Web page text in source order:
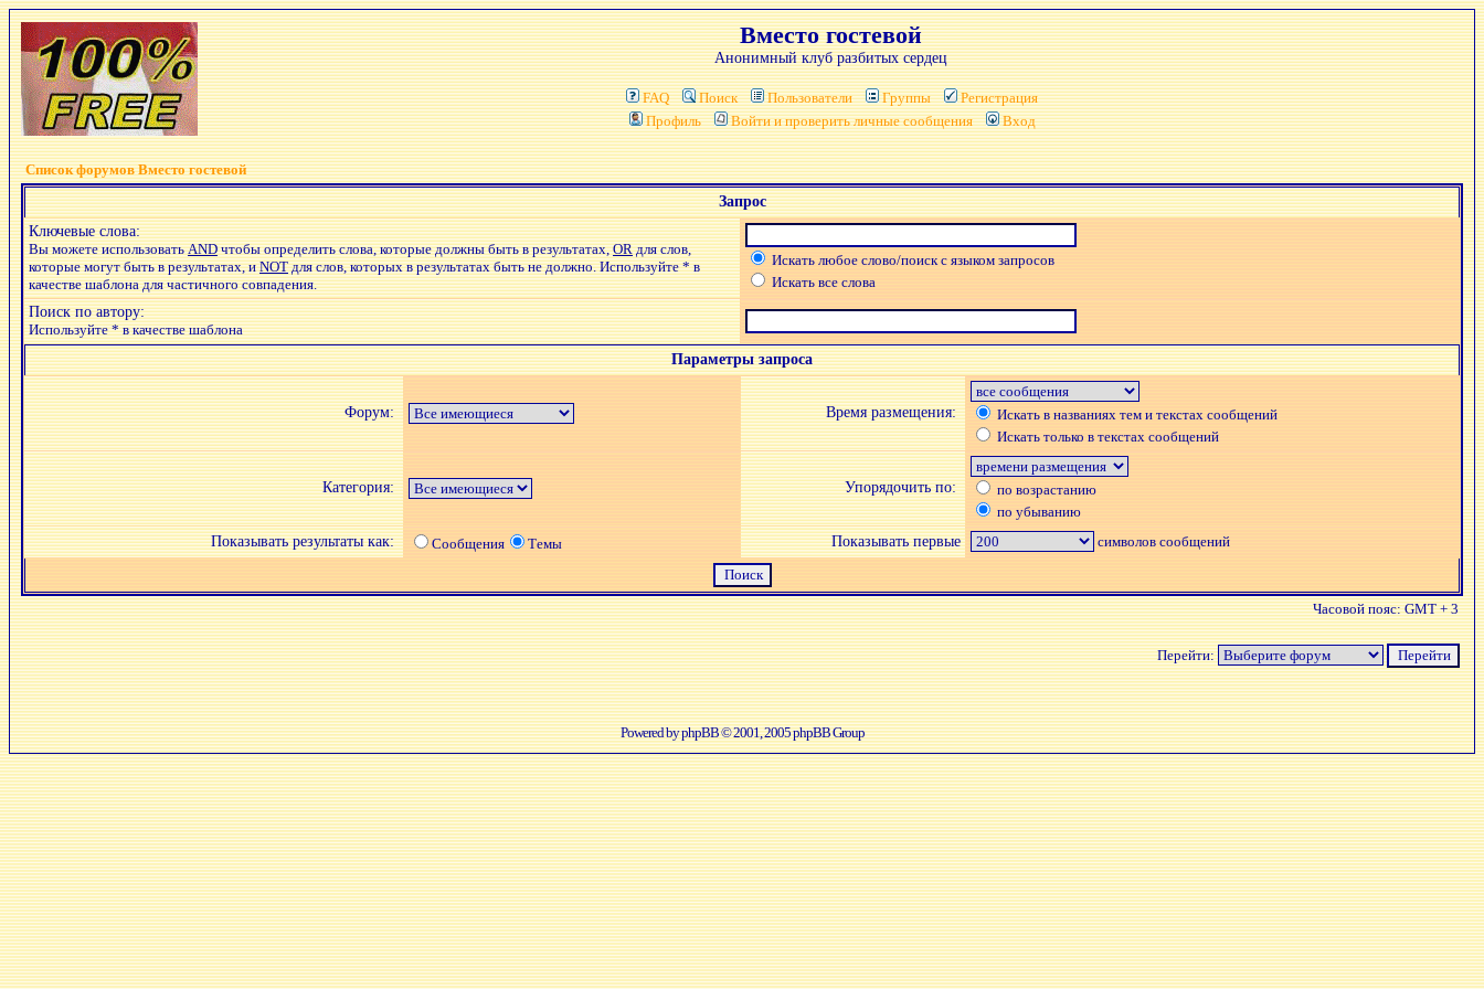
Вместо гостевой
Анонимный клуб разбитых сердец
FAQ Поиск Пользователи Группы
Регистрация
Профиль
Войти и проверить личные сообщения Вход
Список форумов Вместо гостевой
Запрос
Ключевые слова:
Вы можете использоватьANDчтобы определить слова, которые должны быть в результатах,ORдля слов,
которые могут быть в результатах, иNOTдля слов, которых в результатах быть не должно. Используйте * в
качестве шаблона для частичного совпадения.
Искать любое слово/поиск с языком запросов
Искать все слова
Поиск по автору:
Используйте * в качестве шаблона
Параметры запроса
Форум: Время размещения:
Искать в названиях тем и текстах сообщений
Искать только в текстах сообщений
Категория: Упорядочить по:
по возрастанию
по убыванию
Показывать результаты как:
Сообщения Темы Показывать первые символов сообщений
Часовой пояс: GMT + 3
Перейти:
Powered byphpBB© 2001, 2005 phpBB Group